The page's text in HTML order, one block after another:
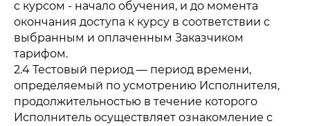
с курсом - начало обучения, и до момента
окончания доступа к курсу в соответствии с
выбранным и оплаченным Заказчиком
тарифом.
2.4 Тестовый период — период времени,
определяемый по усмотрению Исполнителя,
продолжительностью в течение которого
Исполнитель осуществляет ознакомление с